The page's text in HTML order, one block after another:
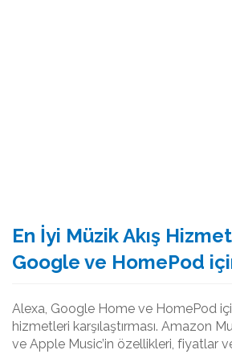
En İyi Müzik Akış
Google ve HomePod
Alexa, Google Home ve HomePod
hizmetleri karşılaştırması. Amazon
ve Apple Music’in özellikleri, fiyatlar